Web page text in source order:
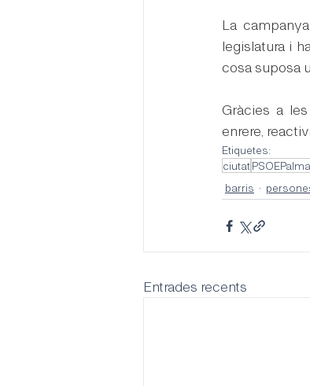
La
legislatura i
cosa suposa
Gràcies a
enrere,
Etiquetes:
ciutatPSOEPalma
barris
Entrades recents